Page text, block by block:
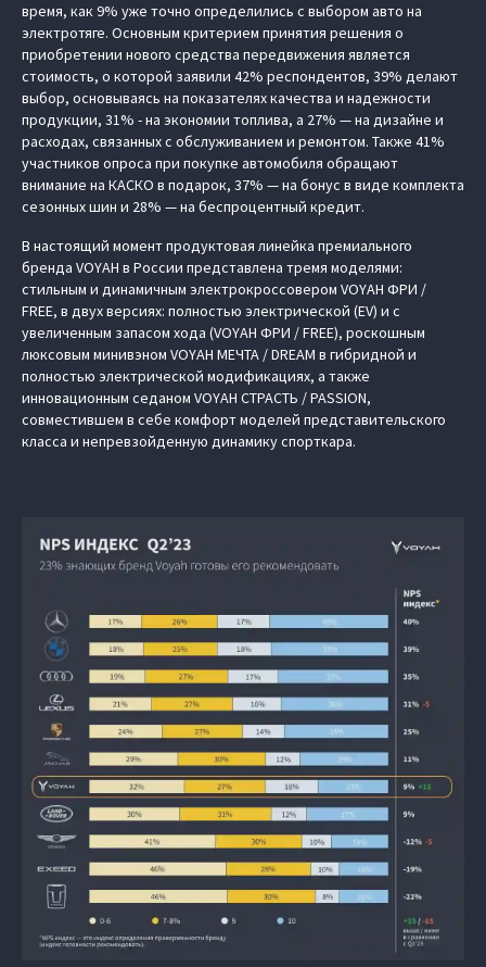
время, как 9% уже точно определились с выбором авто на
электротяге. Основным критерием принятия решения о
приобретении нового средства передвижения является
стоимость, о которой заявили 42% респондентов, 39% делают
выбор, основываясь на показателях качества и надежности
продукции, 31% - на экономии топлива, а 27% — на дизайне и
расходах, связанных с обслуживанием и ремонтом. Также 41%
участников опроса при покупке автомобиля обращают
внимание на КАСКО в подарок, 37% — на бонус в виде комплекта
сезонных шин и 28% — на беспроцентный кредит.
В настоящий момент продуктовая линейка премиального
бренда VOYAH в России представлена тремя моделями:
стильным и динамичным электрокроссовером VOYAH ФРИ /
FREE, в двух версиях: полностью электрической (EV) и с
увеличенным запасом хода (VOYAH ФРИ / FREE), роскошным
люксовым минивэном VOYAH МЕЧТА / DREAM в гибридной и
полностью электрической модификациях, а также
инновационным седаном VOYAH СТРАСТЬ / PASSION,
совместившем в себе комфорт моделей представительского
класса и непревзойденную динамику спорткара.